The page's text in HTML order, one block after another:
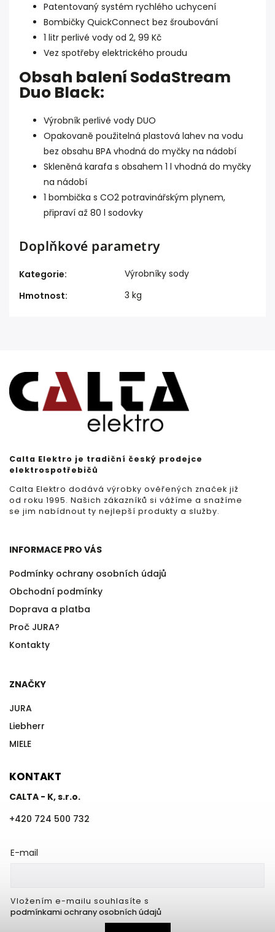
Patentovaný systém rychlého uchycení
Bombičky QuickConnect bez šroubování
1 litr perlivé vody od 2, 99 Kč
Vez spotřeby elektrického proudu
Obsah balení SodaStream
Duo Black:
Výrobník perlivé vody DUO
Opakovaně použitelná plastová lahev na vodu
bez obsahu BPA vhodná do myčky na nádobí
Skleněná karafa s obsahem 1 l vhodná do myčky
na nádobí
1 bombička s CO2 potravinářským plynem,
připraví až 80 l sodovky
Doplňkové parametry
Kategorie:
Výrobníky sody
Hmotnost: 3 kg
Calta Elektro je tradiční český prodejce
elektrospotřebičů
Calta Elektro dodává výrobky ověřených značek již
od roku 1995. Našich zákazníků si vážíme a snažíme
se jim nabídnout ty nejlepší produkty a služby.
INFORMACE PRO VÁS
Podmínky ochrany osobních údajů
Obchodní podmínky
Doprava a platba
Proč JURA?
Kontakty
ZNAČKY
JURA
Liebherr
MIELE
KONTAKT
CALTA - K, s.r.o.
+420 724 500 732
E-mail
Vložením e-mailu souhlasíte s
podmínkami ochrany osobních údajů